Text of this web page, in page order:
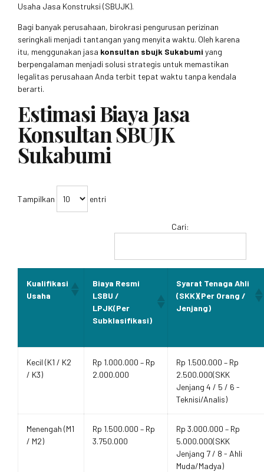
Usaha Jasa Konstruksi (SBUJK).
Bagi banyak perusahaan, birokrasi pengurusan perizinan
seringkali menjadi tantangan yang menyita waktu. Oleh karena
itu, menggunakan jasa konsultan sbujk Sukabumi yang
berpengalaman menjadi solusi strategis untuk memastikan
legalitas perusahaan Anda terbit tepat waktu tanpa kendala
berarti.
Estimasi Biaya Jasa
Konsultan SBUJK
Sukabumi
Tampilkan entri
Cari:
Kualifikasi
Usaha
Biaya Resmi
LSBU /
LPJK(Per
Subklasifikasi)
Syarat Tenaga Ahli
(SKK)(Per Orang /
Jenjang)
Kecil (K1 / K2
/ K3)
Rp 1.000.000 – Rp
2.000.000
Rp 1.500.000 – Rp
2.500.000(SKK
Jenjang 4 / 5 / 6 -
Teknisi/Analis)
Menengah (M1
/ M2)
Rp 1.500.000 – Rp
3.750.000
Rp 3.000.000 – Rp
5.000.000(SKK
Jenjang 7 / 8 - Ahli
Muda/Madya)